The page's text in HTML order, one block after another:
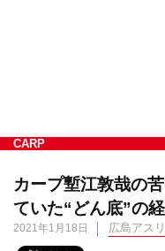
CARP
カープ塹江敦哉の
ていた“どん底”の
2021年1月18日 広島アス